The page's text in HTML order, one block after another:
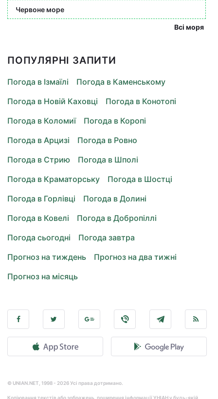
Червоне море
Всі моря
ПОПУЛЯРНІ ЗАПИТИ
Погода в Ізмаїлі
Погода в Каменському
Погода в Новій Каховці
Погода в Конотопі
Погода в Коломиї
Погода в Коропі
Погода в Арцизі
Погода в Ровно
Погода в Стрию
Погода в Шполі
Погода в Краматорську
Погода в Шостці
Погода в Горлівці
Погода в Долині
Погода в Ковелі
Погода в Добропіллі
Погода сьогодні
Погода завтра
Прогноз на тиждень
Прогноз на два тижні
Прогноз на місяць
© UNIAN.NET, 1998 - 2026 Усі права дотримано.
Копіювання текстів або зображень, поширення інформації УНІАН у будь-якій